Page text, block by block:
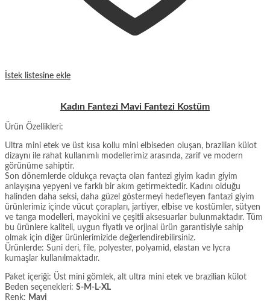
İstek listesine ekle
Kadın Fantezi Mavi Fantezi Kostüm
Ürün Özellikleri:
Ultra mini etek ve üst kısa kollu mini elbiseden oluşan, brazilian külot
dizaynı ile rahat kullanımlı modellerimiz arasında, zarif ve modern
görünüme sahiptir.
Son dönemlerde oldukça revaçta olan fantezi giyim kadın giyim
anlayışına yepyeni ve farklı bir akım getirmektedir. Kadını olduğu
halinden daha seksi, daha güzel göstermeyi hedefleyen fantazi giyim
ürünlerimiz içinde vücut çorapları, jartiyer, elbise ve kostümler, sütyen
ve tanga modelleri, mayokini ve çeşitli aksesuarlar bulunmaktadır. Tüm
bu ürünlere kaliteli, uygun fiyatlı ve orjinal ürün garantisiyle sahip
olmak için diğer ürünlerimizide değerlendirebilirsiniz.
Ürünlerde: Suni deri, file, polyester, polyamid, elastan ve lycra
kumaşlar kullanılmaktadır.
Paket içeriği: Üst mini gömlek, alt ultra mini etek ve brazilian külot
Beden seçenekleri: S-M-L-XL
Renk: Mavi